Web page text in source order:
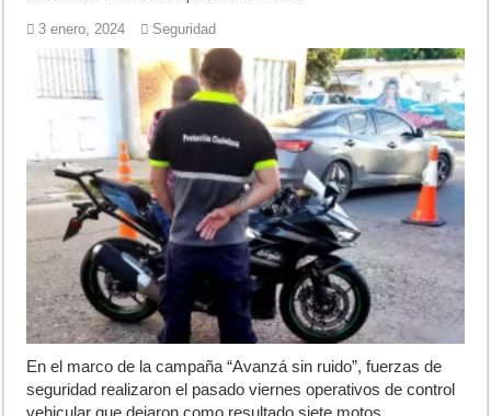
3 enero, 2024 Seguridad
En el marco de la campaña “Avanzá sin ruido”, fuerzas de
seguridad realizaron el pasado viernes operativos de control